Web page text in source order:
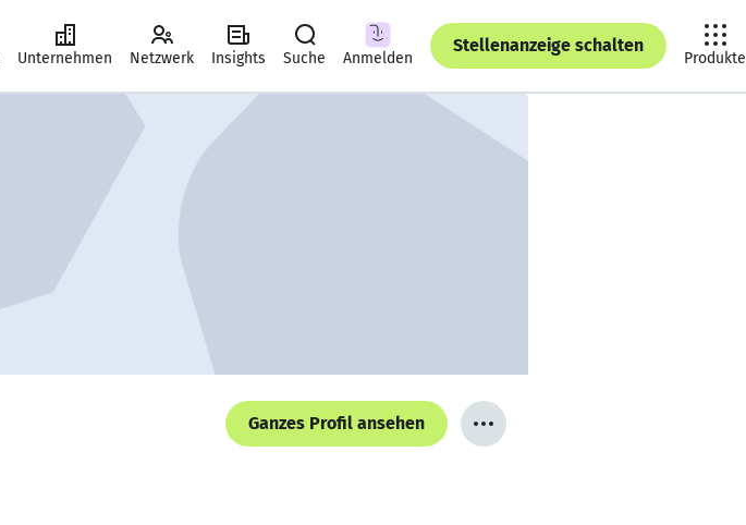
Unternehmen Netzwerk Insights Suche Anmelden
Stellenanzeige schalten
Produkte
Ganzes Profil ansehen